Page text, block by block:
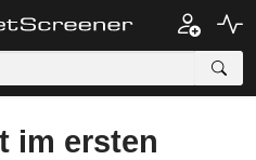
im ersten